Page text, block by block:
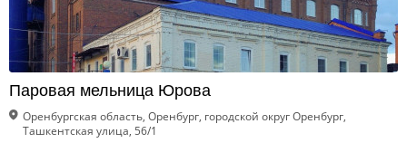
Паровая мельница Юрова
Оренбургская область, Оренбург, городской округ Оренбург,
Ташкентская улица, 56/1